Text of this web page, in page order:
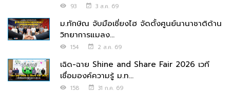
93 3 ส.ค. 69
ม.ทักษิณ จับมือเซี่ยงไฮ จัดตั้งศูนย์นานาชาติด้าน
วิทยาการแมลง...
154 2 ส.ค. 69
เฉิด-ฉาย Shine and Share Fair 2026 เวที
เชื่อมองค์ความรู้ ม.ท...
158 31 ก.ค. 69